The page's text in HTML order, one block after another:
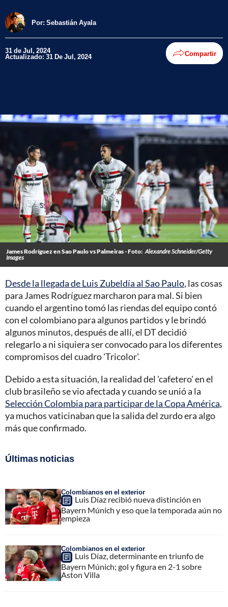
Por: Sebastián Ayala
31 de Jul, 2024
Actualizado: 31 De Jul, 2024 Compartir
James Rodríguez en Sao Paulo vs Palmeiras - Foto: Alexandre Schneider/Getty
Images
Desde la llegada de Luis Zubeldía al Sao Paulo, las cosas
para James Rodríguez marcharon para mal. Si bien
cuando el argentino tomó las riendas del equipo contó
con el colombiano para algunos partidos y le brindó
algunos minutos, después de allí, el DT decidió
relegarlo a ni siquiera ser convocado para los diferentes
compromisos del cuadro 'Tricolor'.
Debido a esta situación, la realidad del 'cafetero' en el
club brasileño se vio afectada y cuando se unió a la
Selección Colombia para participar de la Copa América,
ya muchos vaticinaban que la salida del zurdo era algo
más que confirmado.
Últimas noticias
Colombianos en el exterior
Luis Díaz recibió nueva distinción en
Bayern Múnich y eso que la temporada aún no
empieza
Colombianos en el exterior
Luis Díaz, determinante en triunfo de
Bayern Múnich; gol y figura en 2-1 sobre
Aston Villa